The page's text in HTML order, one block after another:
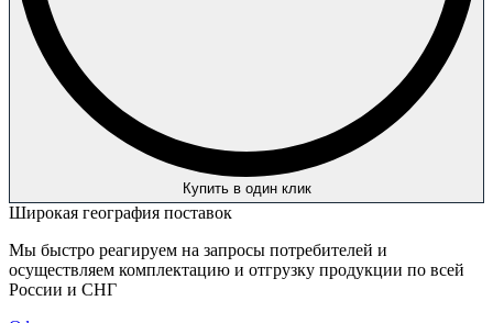
Купить в один клик
Широкая география поставок
Мы быстро реагируем на запросы потребителей и
осуществляем комплектацию и отгрузку продукции по всей
России и СНГ